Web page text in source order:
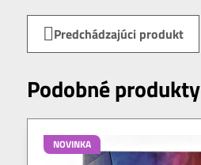
Predchádzajúci produkt
Podobné produkty
NOVINKA